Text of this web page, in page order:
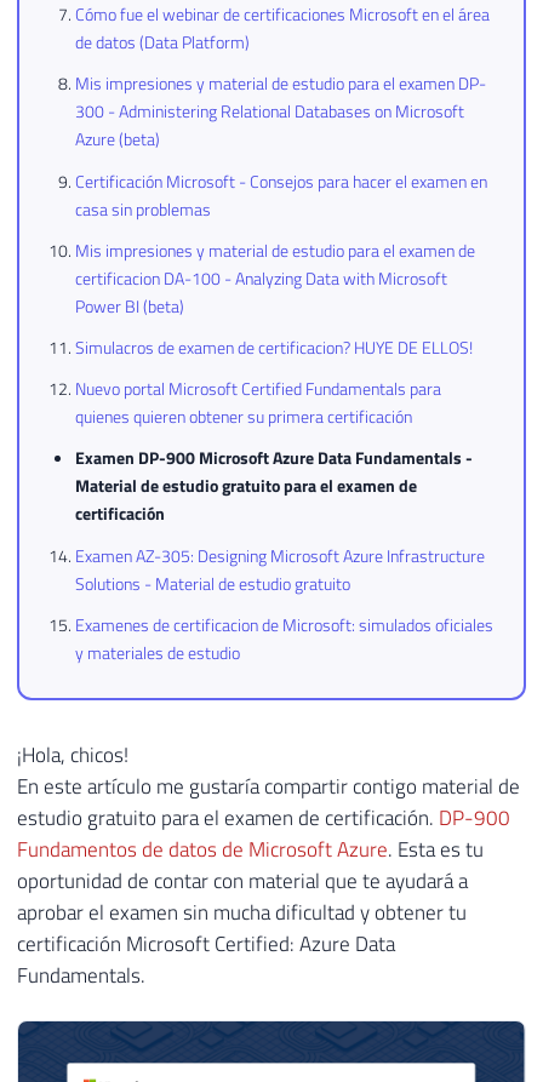
Cómo fue el webinar de certificaciones Microsoft en el área
de datos (Data Platform)
Mis impresiones y material de estudio para el examen DP-
300 - Administering Relational Databases on Microsoft
Azure (beta)
Certificación Microsoft - Consejos para hacer el examen en
casa sin problemas
Mis impresiones y material de estudio para el examen de
certificacion DA-100 - Analyzing Data with Microsoft
Power BI (beta)
Simulacros de examen de certificacion? HUYE DE ELLOS!
Nuevo portal Microsoft Certified Fundamentals para
quienes quieren obtener su primera certificación
Examen DP-900 Microsoft Azure Data Fundamentals -
Material de estudio gratuito para el examen de
certificación
Examen AZ-305: Designing Microsoft Azure Infrastructure
Solutions - Material de estudio gratuito
Examenes de certificacion de Microsoft: simulados oficiales
y materiales de estudio
¡Hola, chicos!
En este artículo me gustaría compartir contigo material de
estudio gratuito para el examen de certificación. DP-900
Fundamentos de datos de Microsoft Azure. Esta es tu
oportunidad de contar con material que te ayudará a
aprobar el examen sin mucha dificultad y obtener tu
certificación Microsoft Certified: Azure Data
Fundamentals.